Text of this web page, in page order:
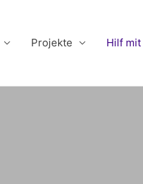
Projekte Hilf mit